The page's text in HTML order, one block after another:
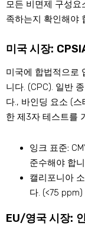
모든 비면제 구성
족하는지 확인해야
미국 시장:
미국에 합법적으로
니다. (CPC). 일반
다., 바인딩 요소 (
한 제3자 테스트를
잉크 표준:
준수해야 합
캘리포니아
다. (<75
EU/영국 시장: